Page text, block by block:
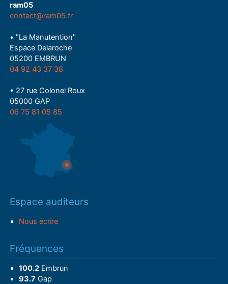
ram05
contact@ram05.fr
• "La Manutention"
Espace Delaroche
05200 EMBRUN
04 92 43 37 38
• 27 rue Colonel Roux
05000 GAP
06 75 81 05 85
Espace auditeurs
Nous écrire
Fréquences
100.2Embrun
93.7 Gap